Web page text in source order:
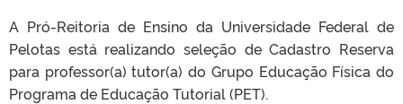
A Pró-Reitoria de Ensino da Universidade Federal de
Pelotas está realizando seleção de Cadastro Reserva
para professor(a) tutor(a) do Grupo Educação Física do
Programa de Educação Tutorial (PET).